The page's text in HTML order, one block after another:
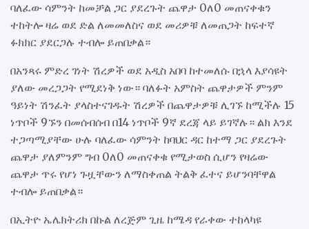
ባለፈው ሳምንት ከመቻል ጋር ያደረጉት ጨዋታ 0ለ0 መጠናቀቁን
ተከትሎ ዛሬ ወደ ድል ለመመለስና ወደ መሪዎቹ ለመጠጋት ከፍተኛ
ፉክክር ያደርጋሉ ተብሎ ይጠበቃል።
በአንጻሩ ምድረ ገነት ሽረዎች ወደ አዲስ አበባ ከተመለሱ በኋላ እያሳዩት
ያለው መረጋጋት የሚደነቅ ነው። ባለፉት አምስት ጨዋታዎች ምንም
ዓይነት ሽንፈት ያላስተናገዱት ሽረዎች በጨዋታዎቹ ሊገኙ ከሚችሉ 15
ነጥቦች 9ኙን በመሰብሰብ በ14 ነጥቦች 9ኛ ደረጃ ላይ ይገኛሉ። ልክ እንደ
ተጋጣሚያቸው ሁሉ ባለፈው ሳምንት ከባህር ዳር ከተማ ጋር ያደረጉት
ጨዋታ ያለምንም ግብ 0ለ0 መጠናቀቁ የሚታወስ ሲሆን የዛሬው
ጨዋታ ጥሩ የሆነ ጉዟቸውን ለማስቀጠል ትልቅ ፈተና ይሆንባቸዋል
ተብሎ ይጠበቃል።
በኢትዮ ኤሌክትሪክ በኩል ለረጅም ጊዜ ከሜዳ የራቀው ተከላካዩ